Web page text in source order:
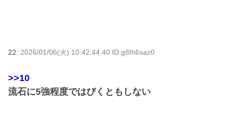
22: 2026/01/06(火) 10:42:44.40 ID:g8Ih6saz0
>>10
流石に5強程度ではびくともしない